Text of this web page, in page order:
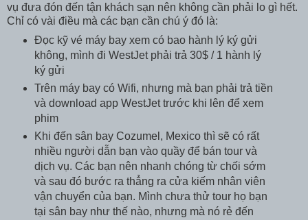
vụ đưa đón đến tận khách sạn nên không cần phải lo gì hết.
Chỉ có vài điều mà các bạn cần chú ý đó là:
Đọc kỹ vé máy bay xem có bao hành lý ký gửi
không, mình đi WestJet phải trả 30$ / 1 hành lý
ký gửi
Trên máy bay có Wifi, nhưng mà bạn phải trả tiền
và download app WestJet trước khi lên để xem
phim
Khi đến sân bay Cozumel, Mexico thì sẽ có rất
nhiều người dẫn bạn vào quầy để bán tour và
dịch vụ. Các bạn nên nhanh chóng từ chối sớm
và sau đó bước ra thẳng ra cửa kiếm nhân viên
vận chuyển của bạn. Mình chưa thử tour họ bạn
tại sân bay như thế nào, nhưng mà nó rẻ đến